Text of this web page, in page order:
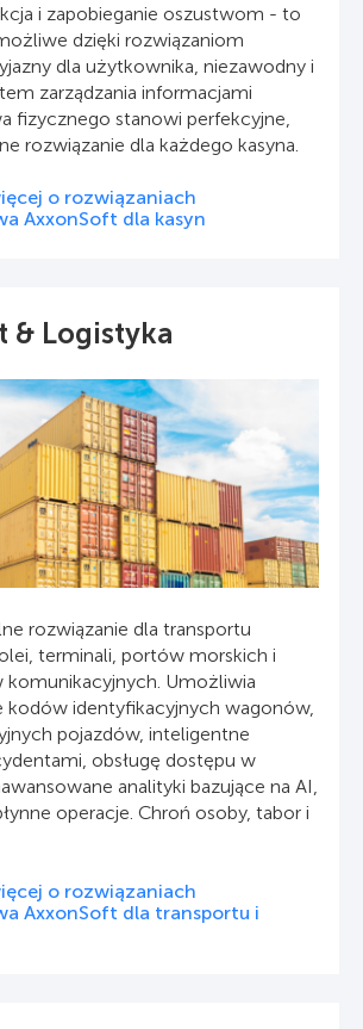
i zapobieganie oszustwom - to
dzięki rozwiązaniom
dla użytkownika, niezawodny i
zarządzania informacjami
fizycznego stanowi perfekcyjne,
rozwiązanie dla każdego kasyna.
o rozwiązaniach
AxxonSoft dla kasyn
& Logistyka
rozwiązanie dla transportu
terminali, portów morskich i
komunikacyjnych. Umożliwia
kodów identyfikacyjnych wagonów,
pojazdów, inteligentne
obsługę dostępu w
analityki bazujące na AI,
operacje. Chroń osoby, tabor i
o rozwiązaniach
AxxonSoft dla transportu i